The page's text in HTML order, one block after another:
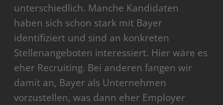
unterschiedlich. Manche Kandidaten
haben sich schon stark mit Bayer
identifiziert und sind an konkreten
Stellenangeboten interessiert. Hier wäre es
eher Recruiting. Bei anderen fangen wir
damit an, Bayer als Unternehmen
vorzustellen, was dann eher Employer